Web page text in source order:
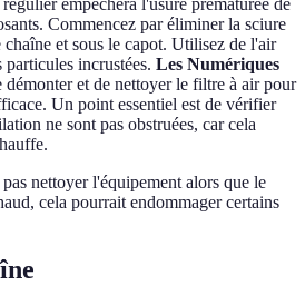
Commencez par éliminer la sciure
et sous le capot. Utilisez de l'air
incrustées. Les Numériques
démonter et de nettoyer le filtre à air pour
Un point essentiel est de vérifier
ne sont pas obstruées, car cela
nettoyer l'équipement alors que le
cela pourrait endommager certains